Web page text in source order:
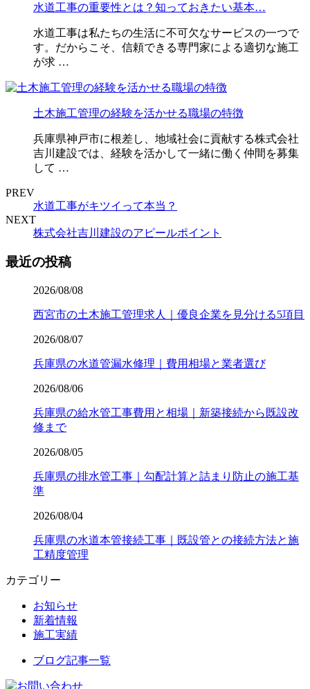
水道工事の重要性とは？知っておきたい基本…
水道工事は私たちの生活に不可欠なサービスの一つで
す。だからこそ、信頼できる専門家による適切な施工
が求 …
土木施工管理の経験を活かせる職場の特徴
兵庫県神戸市に根差し、地域社会に貢献する株式会社
吉川建設では、経験を活かして一緒に働く仲間を募集
して …
PREV
水道工事がキツイって本当？
NEXT
株式会社吉川建設のアピールポイント
最近の投稿
2026/08/08
西宮市の土木施工管理求人｜優良企業を見分ける5項目
2026/08/07
兵庫県の水道管漏水修理｜費用相場と業者選び
2026/08/06
兵庫県の給水管工事費用と相場｜新築接続から既設改
修まで
2026/08/05
兵庫県の排水管工事｜勾配計算と詰まり防止の施工基
準
2026/08/04
兵庫県の水道本管接続工事｜既設管との接続方法と施
工精度管理
カテゴリー
お知らせ
新着情報
施工実績
ブログ記事一覧